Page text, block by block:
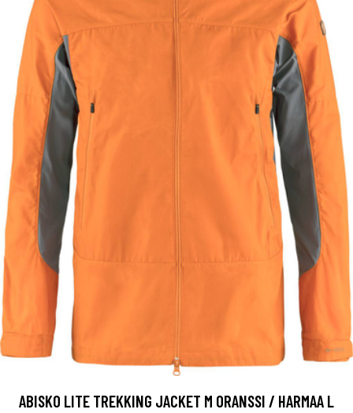
ABISKO LITE TREKKING JACKET M ORANSSI / HARMAA L